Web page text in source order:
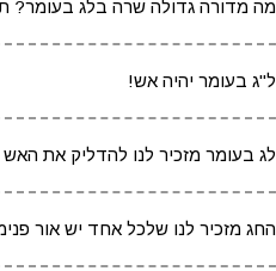
מה מדורה גדולה שרה בלג בעומר?
ל"ג בעומר יהיה אש!
לג בעומר מזכיר לנו להדליק את האש
החג מזכיר לנו שלכל אחד יש אור